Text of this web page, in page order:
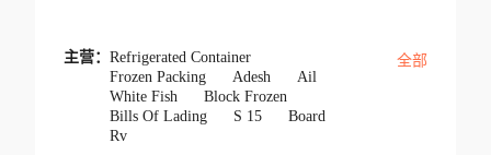
主营： Refrigerated Container
Frozen Packing
Adesh
Ail
White Fish
Block Frozen
Bills Of Lading
S 15
Board
Rv
全部